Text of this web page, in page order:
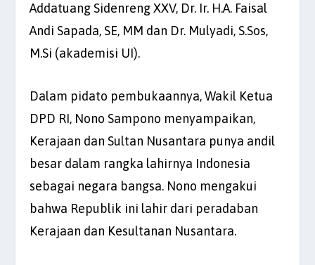
Addatuang Sidenreng XXV, Dr. Ir. H.A. Faisal
Andi Sapada, SE, MM dan Dr. Mulyadi, S.Sos,
M.Si (akademisi UI).
Dalam pidato pembukaannya, Wakil Ketua
DPD RI, Nono Sampono menyampaikan,
Kerajaan dan Sultan Nusantara punya andil
besar dalam rangka lahirnya Indonesia
sebagai negara bangsa. Nono mengakui
bahwa Republik ini lahir dari peradaban
Kerajaan dan Kesultanan Nusantara.